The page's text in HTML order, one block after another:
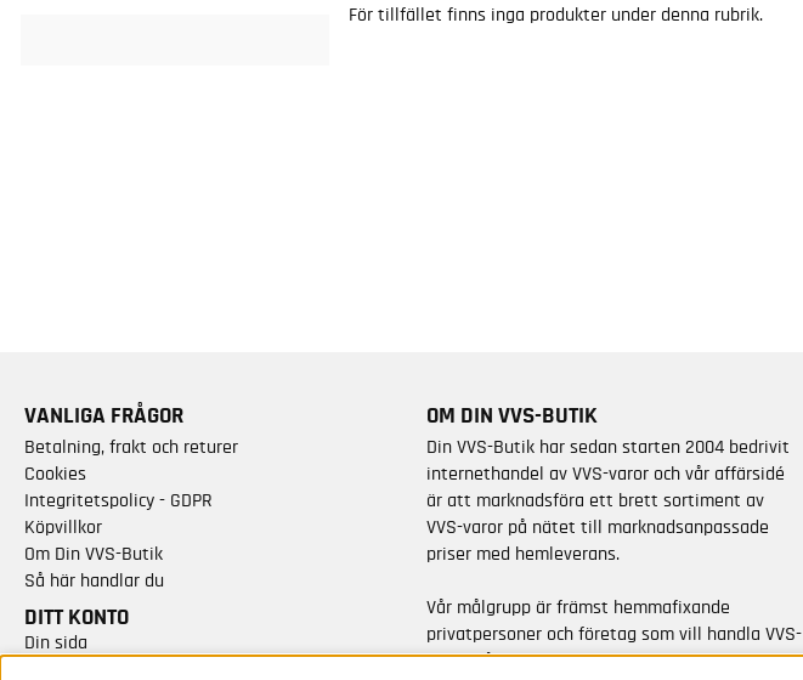
För tillfället finns inga produkter under denna rubrik.
VANLIGA FRÅGOR
Betalning, frakt och returer
Cookies
Integritetspolicy - GDPR
Köpvillkor
Om Din VVS-Butik
Så här handlar du
DITT KONTO
Din sida
OM DIN VVS-BUTIK
Din VVS-Butik har sedan starten 2004 bedrivit
internethandel av VVS-varor och vår affärsidé
är att marknadsföra ett brett sortiment av
VVS-varor på nätet till marknadsanpassade
priser med hemleverans.
Vår målgrupp är främst hemmafixande
privatpersoner och företag som vill handla VVS-
varor från kända varumärken.